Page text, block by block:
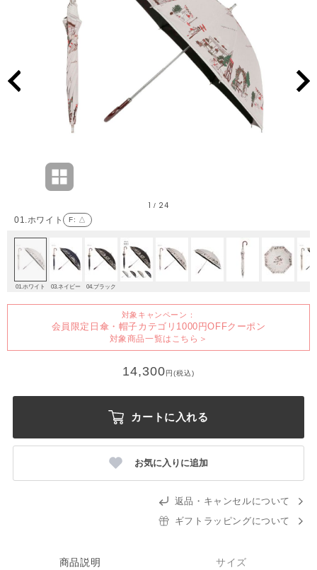
01.ホワイト F: △
1 / 24
01.ホワイト 03.ネイビー 04.ブラック
対象キャンペーン：
会員限定日傘・帽子カテゴリ1000円OFFクーポン
対象商品一覧はこちら＞
14,300円(税込)
カートに入れる
お気に入りに追加
返品・キャンセルについて
ギフトラッピングについて
商品説明 サイズ